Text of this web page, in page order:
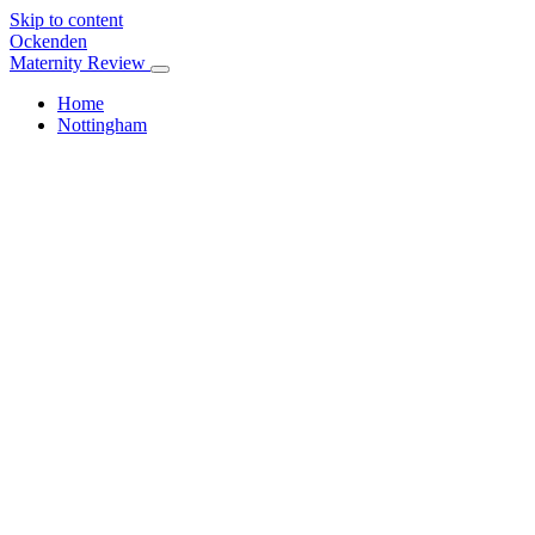
Skip to content
Ockenden
Maternity Review
Home
Nottingham